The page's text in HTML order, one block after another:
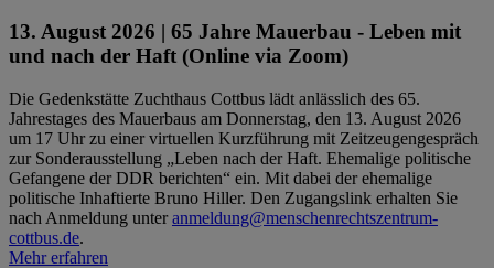
13. August 2026 | 65 Jahre Mauerbau - Leben mit
und nach der Haft (Online via Zoom)
Die Gedenkstätte Zuchthaus Cottbus lädt anlässlich des 65.
Jahrestages des Mauerbaus am Donnerstag, den 13. August 2026
um 17 Uhr zu einer virtuellen Kurzführung mit Zeitzeugengespräch
zur Sonderausstellung „Leben nach der Haft. Ehemalige politische
Gefangene der DDR berichten“ ein. Mit dabei der ehemalige
politische Inhaftierte Bruno Hiller. Den Zugangslink erhalten Sie
nach Anmeldung unteranmeldung@menschenrechtszentrum-
cottbus.de.
Mehr erfahren